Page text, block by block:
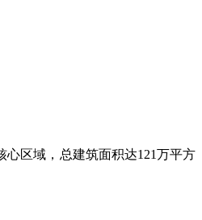
心区域，总建筑面积达121万平方